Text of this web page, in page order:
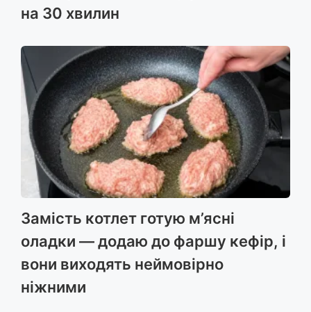
на 30 хвилин
Замість котлет готую м’ясні
оладки — додаю до фаршу кефір, і
вони виходять неймовірно
ніжними